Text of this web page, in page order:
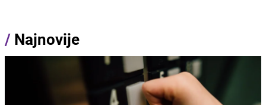
/ Najnovije